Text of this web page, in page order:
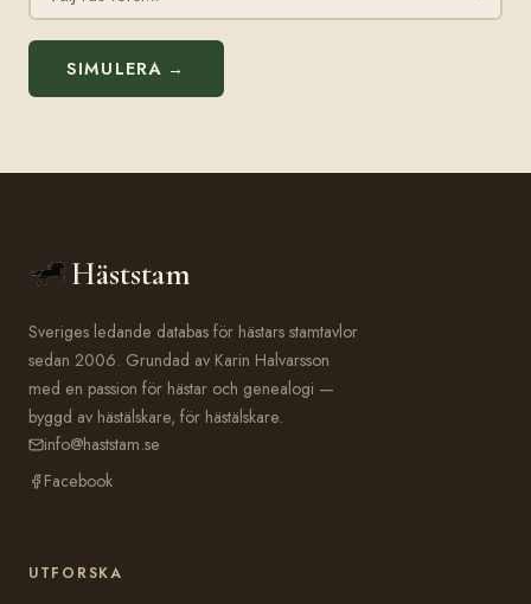
SIMULERA →
Häststam
Sveriges ledande databas för hästars stamtavlor
sedan 2006. Grundad av Karin Halvarsson
med en passion för hästar och genealogi —
byggd av hästälskare, för hästälskare.
info@haststam.se
Facebook
UTFORSKA